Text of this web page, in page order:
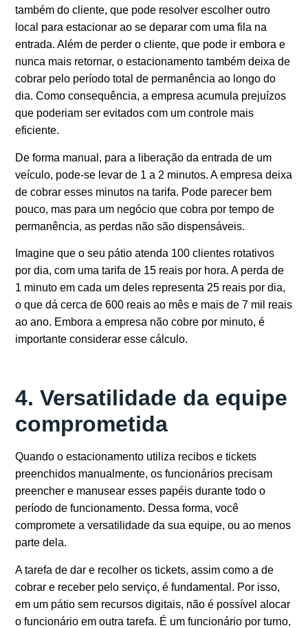
também do cliente, que pode resolver escolher outro
local para estacionar ao se deparar com uma fila na
entrada. Além de perder o cliente, que pode ir embora e
nunca mais retornar, o estacionamento também deixa de
cobrar pelo período total de permanência ao longo do
dia. Como consequência, a empresa acumula prejuízos
que poderiam ser evitados com um controle mais
eficiente.
De forma manual, para a liberação da entrada de um
veículo, pode-se levar de 1 a 2 minutos. A empresa deixa
de cobrar esses minutos na tarifa. Pode parecer bem
pouco, mas para um negócio que cobra por tempo de
permanência, as perdas não são dispensáveis.
Imagine que o seu pátio atenda 100 clientes rotativos
por dia, com uma tarifa de 15 reais por hora. A perda de
1 minuto em cada um deles representa 25 reais por dia,
o que dá cerca de 600 reais ao mês e mais de 7 mil reais
ao ano. Embora a empresa não cobre por minuto, é
importante considerar esse cálculo.
4. Versatilidade da equipe
comprometida
Quando o estacionamento utiliza recibos e tickets
preenchidos manualmente, os funcionários precisam
preencher e manusear esses papéis durante todo o
período de funcionamento. Dessa forma, você
compromete a versatilidade da sua equipe, ou ao menos
parte dela.
A tarefa de dar e recolher os tickets, assim como a de
cobrar e receber pelo serviço, é fundamental. Por isso,
em um pátio sem recursos digitais, não é possível alocar
o funcionário em outra tarefa. É um funcionário por turno,